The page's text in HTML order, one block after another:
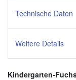
Technische Daten
Weitere Details
Kindergarten-